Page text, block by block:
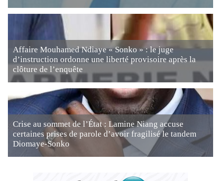
Affaire Mouhamed Ndiaye « Sonko » : le juge
d’instruction ordonne une liberté provisoire après la
clôture de l’enquête
Crise au sommet de l’État : Lamine Niang accuse
certaines prises de parole d’avoir fragilisé le tandem
Diomaye-Sonko